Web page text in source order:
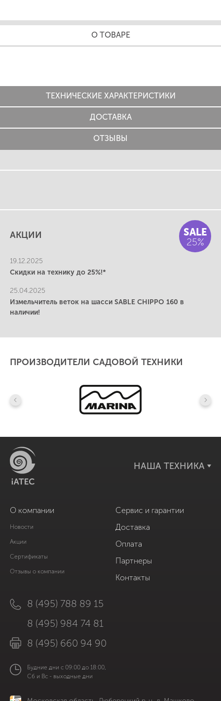
О ТОВАРЕ
ТЕХНИЧЕСКИЕ ХАРАКТЕРИСТИКИ
ДОСТАВКА
ОТЗЫВЫ
АКЦИИ
SALE
25%
19.12.2025
Скидки на технику до 25%!*
25.04.2025
Измельчитель веток на шасси SABLE CHIPPO 160 в
наличии!
ПРОИЗВОДИТЕЛИ САДОВОЙ ТЕХНИКИ
НАША ТЕХНИКА
О компании
Новости
Акции
Сертификаты
Отзывы о компании
Сервис и гарантии
Доставка
Оплата
Партнеры
Контакты
8 (495) 788 89 15
8 (495) 984 74 81
8 (495) 660 94 90
Будние дни с 09:00 до 18:00,
Сб и Вс - выходные дни